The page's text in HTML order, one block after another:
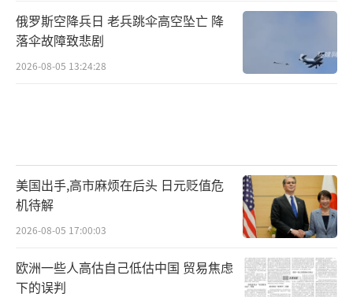
俄罗斯空降兵日 老兵跳伞高空坠亡 降
落伞故障致悲剧
2026-08-05 13:24:28
美国出手,高市麻烦在后头 日元贬值危
机待解
2026-08-05 17:00:03
欧洲一些人高估自己低估中国 贸易焦虑
下的误判